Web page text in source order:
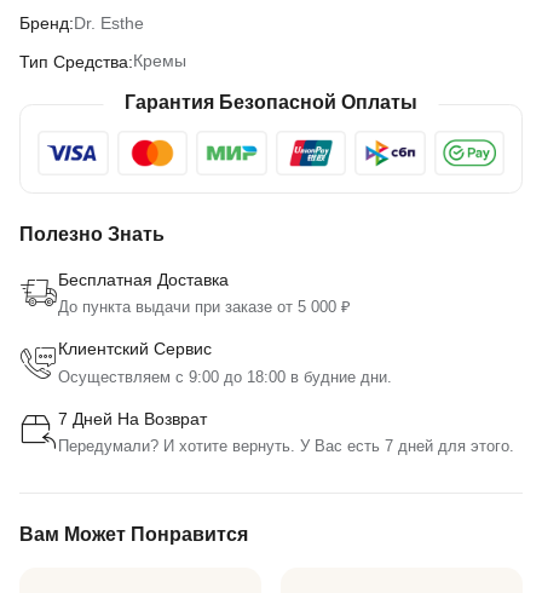
Бренд:Dr. Esthe
Тип Средства:Кремы
Гарантия Безопасной Оплаты
Полезно Знать
Бесплатная Доставка
До пункта выдачи при заказе от 5 000 ₽
Клиентский Сервис
Осуществляем с 9:00 до 18:00 в будние дни.
7 Дней На Возврат
Передумали? И хотите вернуть. У Вас есть 7 дней для этого.
Вам Может Понравится